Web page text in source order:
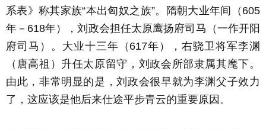
系表》称其家族“本出匈奴之族”。隋朝大业年间（605
年－618年），刘政会担任太原鹰扬府司马（一作开阳
府司马）。大业十三年（617年），右骁卫将军李渊
（唐高祖）升任太原留守，刘政会所部隶属其麾下。
由此，非常明显的是，刘政会很早就为李渊父子效力
了，这应该是他后来仕途平步青云的重要原因。